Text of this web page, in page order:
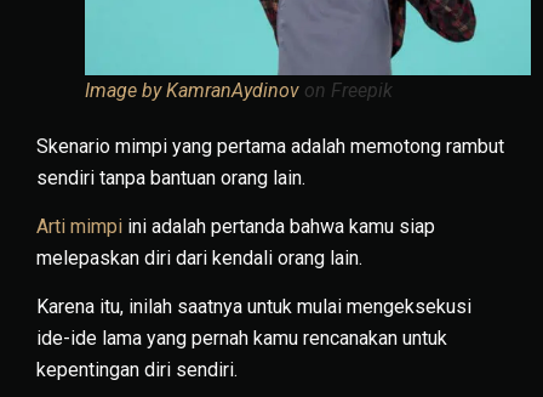
Image by KamranAydinov on Freepik
Skenario mimpi yang pertama adalah memotong rambut
sendiri tanpa bantuan orang lain.
Arti mimpi ini adalah pertanda bahwa kamu siap
melepaskan diri dari kendali orang lain.
Karena itu, inilah saatnya untuk mulai mengeksekusi
ide-ide lama yang pernah kamu rencanakan untuk
kepentingan diri sendiri.